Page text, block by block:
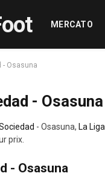
MERCATO
- Osasuna
- Osasuna
- Osasuna, La Liga
prix.
- Osasuna